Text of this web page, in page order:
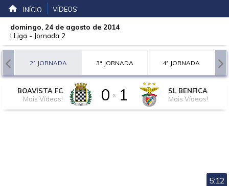
INÍCIO VÍDEOS
domingo, 24 de agosto de 2014
I Liga - Jornada 2
2ª JORNADA 3ª JORNADA 4ª JORNADA
BOAVISTA FC
Mais Vídeos!
0 x 1
SL BENFICA
Mais Vídeos!
5:12